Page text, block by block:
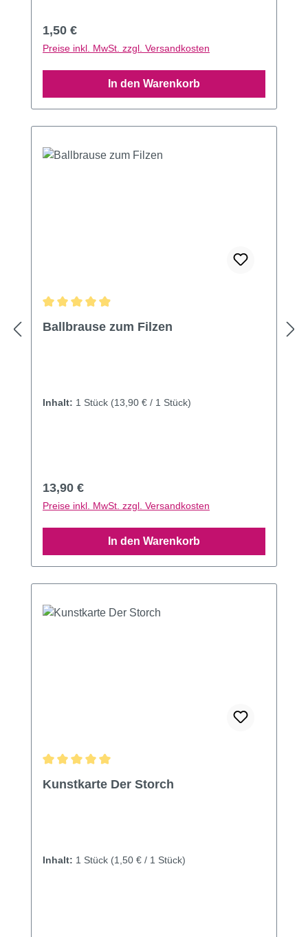
Regulärer Preis:
1,50 €
Preise inkl. MwSt. zzgl. Versandkosten
In den Warenkorb
Durchschnittliche Bewertung von 4.93 von 5 Sternen
Ballbrause zum Filzen
Inhalt: 1 Stück (13,90 € / 1 Stück)
Regulärer Preis:
13,90 €
Preise inkl. MwSt. zzgl. Versandkosten
In den Warenkorb
Kunstkarte Der Storch
Inhalt: 1 Stück (1,50 € / 1 Stück)